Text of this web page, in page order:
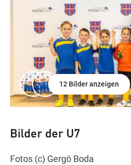
12 Bilder anzeigen
Bilder der U7
Fotos (c) Gergö Boda